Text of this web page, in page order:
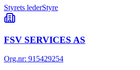
Styrets lederStyre
FSV SERVICES AS
Org.nr: 915429254